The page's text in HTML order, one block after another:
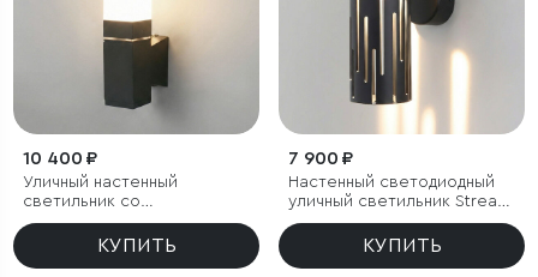
10 400 ₽
Уличный настенный
светильник со
светодиодами 1534
TECHNO LED 3000K чёрный
КУПИТЬ
7 900 ₽
Настенный светодиодный
уличный светильник Streak
3000K IP65
КУПИТЬ